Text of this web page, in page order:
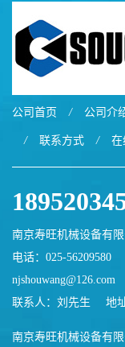
公司首页 / 公司介
/ 联系方式 / 在
南京寿旺机械设备有限
电话：025-56209580
njshouwang@126.com
联系人：刘先生
地
南京寿旺机械设备有限